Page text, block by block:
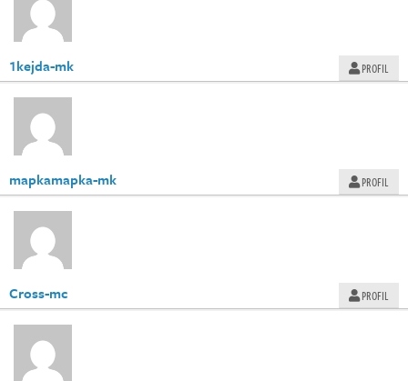
Videa
Soutěže
Databáze
Komunita
Živě
1kejda-mk PROFIL
mapkamapka-mk PROFIL
Cross-mc PROFIL